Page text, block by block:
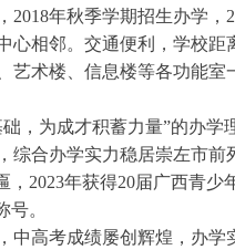
2018年秋季学期招生办学
心相邻。交通便利，学校距
艺术楼、信息楼等各功能
，为成才积蓄力量”的办
综合办学实力稳居崇左市前
，2023年获得20届广西青
。
中高考成绩屡创辉煌，办